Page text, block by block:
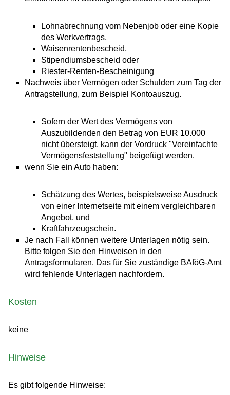
Lohnabrechnung vom Nebenjob oder eine Kopie
des Werkvertrags,
Waisenrentenbescheid,
Stipendiumsbescheid oder
Riester-Renten-Bescheinigung
Nachweis über Vermögen oder Schulden zum Tag der
Antragstellung, zum Beispiel Kontoauszug.
Sofern der Wert des Vermögens von
Auszubildenden den Betrag von EUR 10.000
nicht übersteigt, kann der Vordruck "Vereinfachte
Vermögensfeststellung" beigefügt werden.
wenn Sie ein Auto haben:
Schätzung des Wertes, beispielsweise Ausdruck
von einer Internetseite mit einem vergleichbaren
Angebot, und
Kraftfahrzeugschein.
Je nach Fall können weitere Unterlagen nötig sein.
Bitte folgen Sie den Hinweisen in den
Antragsformularen. Das für Sie zuständige BAföG-Amt
wird fehlende Unterlagen nachfordern.
Kosten
keine
Hinweise
Es gibt folgende Hinweise: